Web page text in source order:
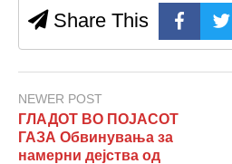
Share This
NEWER POST
ГЛАДОТ ВО ПОЈАСОТ
ГАЗА Обвинувања за
намерни дејства од